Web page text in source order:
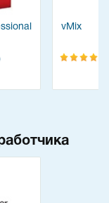
vMix